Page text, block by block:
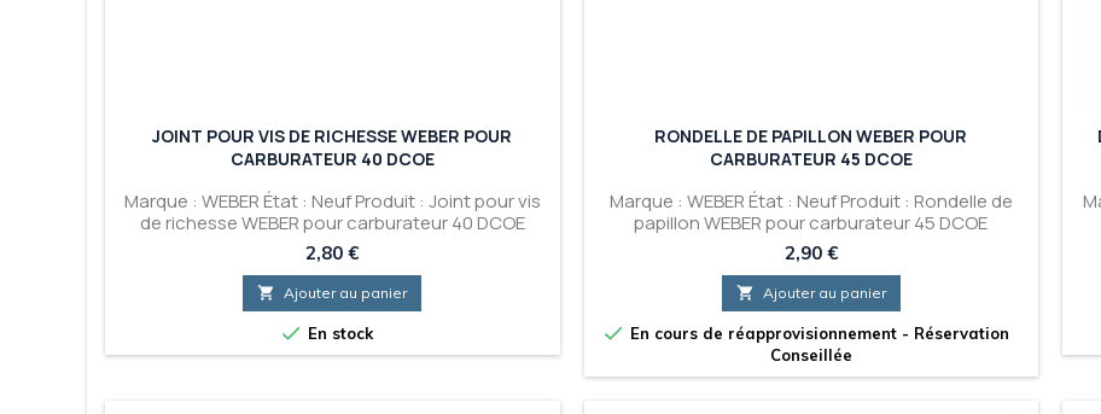
JOINT POUR VIS DE RICHESSE WEBER POUR
CARBURATEUR 40 DCOE
Marque : WEBER État : Neuf Produit : Joint pour vis
de richesse WEBER pour carburateur 40 DCOE
Prix
2,80 €
 Ajouter au panier
 En stock
RONDELLE DE PAPILLON WEBER POUR
CARBURATEUR 45 DCOE
Marque : WEBER État : Neuf Produit : Rondelle de
papillon WEBER pour carburateur 45 DCOE
Prix
2,90 €
 Ajouter au panier
 En cours de réapprovisionnement - Réservation
Conseillée